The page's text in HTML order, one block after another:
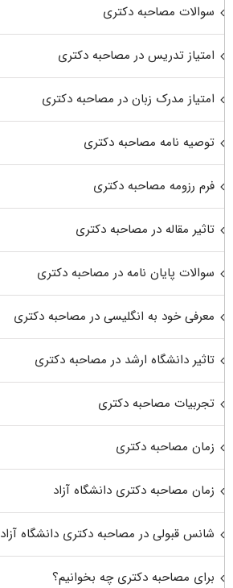
سوالات مصاحبه دکتری
امتیاز تدریس در مصاحبه دکتری
امتیاز مدرک زبان در مصاحبه دکتری
توصیه نامه مصاحبه دکتری
فرم رزومه مصاحبه دکتری
تاثیر مقاله در مصاحبه دکتری
سوالات پایان نامه در مصاحبه دکتری
معرفی خود به انگلیسی در مصاحبه دکتری
تاثیر دانشگاه ارشد در مصاحبه دکتری
تجربیات مصاحبه دکتری
زمان مصاحبه دکتری
زمان مصاحبه دکتری دانشگاه آزاد
شانس قبولی در مصاحبه دکتری دانشگاه آزاد
برای مصاحبه دکتری چه بخوانیم؟